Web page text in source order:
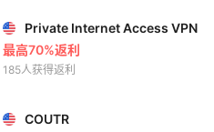
Private Internet Access VPN
最高70%返利
185人获得返利
COUTR